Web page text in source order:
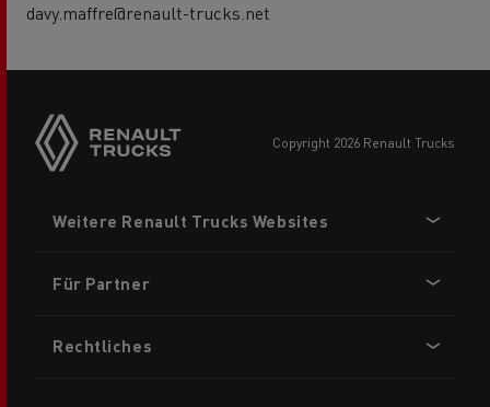
davy.maffre@renault-trucks.net
buttons
copyright 2026 Renault Trucks
menu
Weitere Renault Trucks Websites
Für Partner
Rechtliches